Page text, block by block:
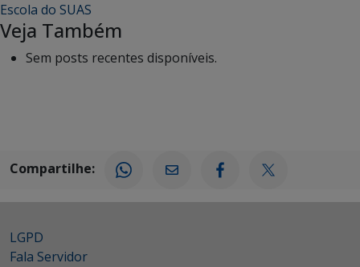
Escola do SUAS
Veja Também
Sem posts recentes disponíveis.
Compartilhe:
LGPD
Fala Servidor